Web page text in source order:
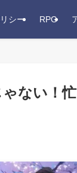
シー RPG
ない！